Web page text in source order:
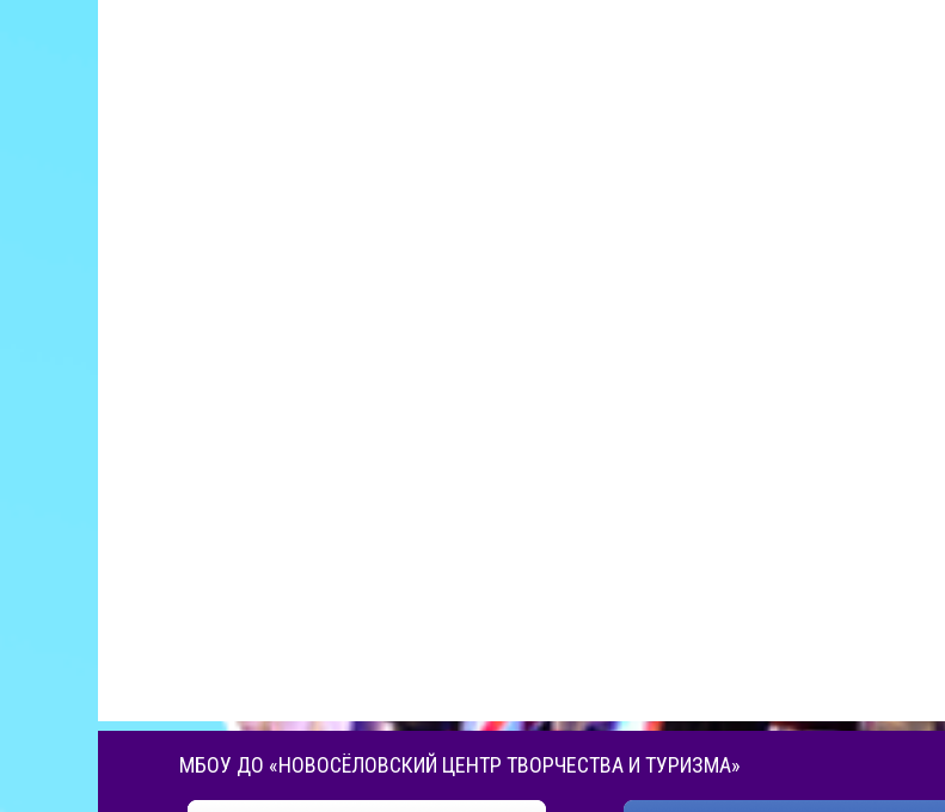
МБОУ ДО «НОВОСЁЛОВСКИЙ ЦЕНТР ТВОРЧЕСТВА И ТУРИЗМА»